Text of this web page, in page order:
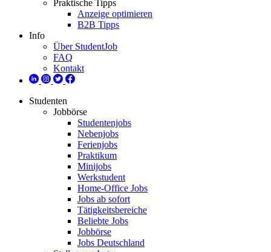
Praktische Tipps
Anzeige optimieren
B2B Tipps
Info
Über StudentJob
FAQ
Kontakt
Studenten
Jobbörse
Studentenjobs
Nebenjobs
Ferienjobs
Praktikum
Minijobs
Werkstudent
Home-Office Jobs
Jobs ab sofort
Tätigkeitsbereiche
Beliebte Jobs
Jobbörse
Jobs Deutschland